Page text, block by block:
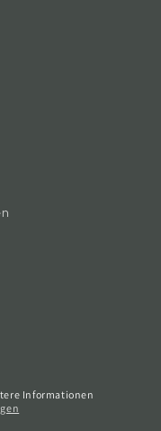
Informationen